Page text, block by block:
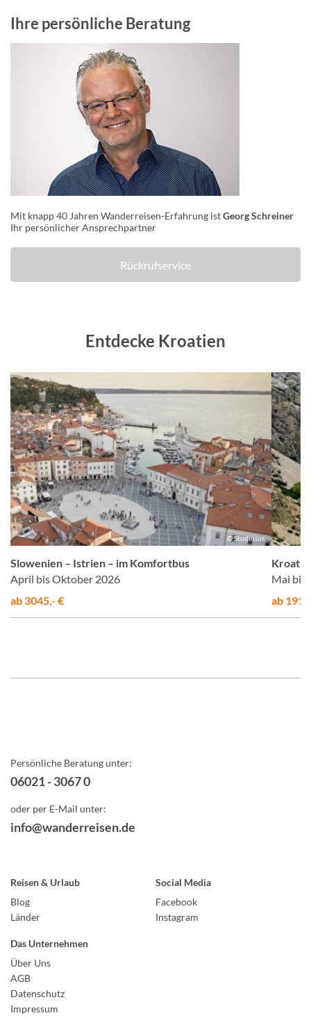
Ihre persönliche Beratung
Mit knapp 40 Jahren Wanderreisen-Erfahrung istGeorg Schreiner
Ihr persönlicher Ansprechpartner
Rückrufservice
Entdecke Kroatien
© Studiosus
Slowenien – Istrien – im Komfortbus
April bis Oktober 2026
ab 3045,- €
Mai bis
ab
Persönliche Beratung unter:
06021 - 3067 0
oder per E-Mail unter:
info@wanderreisen.de
Reisen & Urlaub
Blog
Länder
Social Media
Facebook
Instagram
Das Unternehmen
Über Uns
AGB
Datenschutz
Impressum